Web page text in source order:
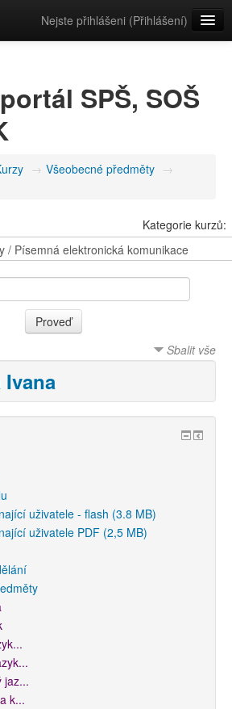
Nejste přihlášeni (Přihlášení)
SPŠ, SOŠ
→ Všeobecné předměty →
Kategorie kurzů:
Sbalit vše
Ivana
uživatele - flash (3.8 MB)
uživatele PDF (2,5 MB)
jazyk...
jaz...
k...